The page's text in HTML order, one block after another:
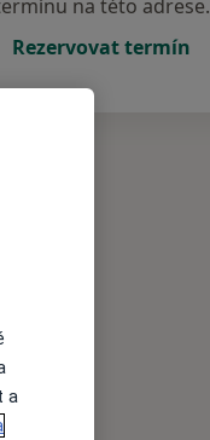
na této adrese.
Rezervovat termín
a